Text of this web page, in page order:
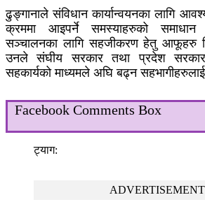
ढुङ्गानाले संविधान कार्यान्वयनका लागि
क्रममा आइपर्ने समस्याहरुको
सञ्चालनका लागि सहजीकरण हेतु आफूहरु
उनले संघीय सरकार तथा प्रदेश
सहकार्यको माध्यमले अघि बढ्न
Facebook Comments Box
ट्याग:
ADVERTISEMENT